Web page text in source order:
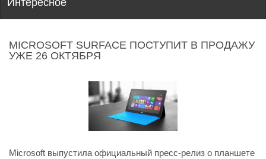
Интересное
MICROSOFT SURFACE ПОСТУПИТ В ПРОДАЖУ
УЖЕ 26 ОКТЯБРЯ
Microsoft выпустила официальный пресс-релиз о планшете